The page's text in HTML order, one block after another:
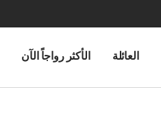
العائلة الأكثر رواجاً الآن